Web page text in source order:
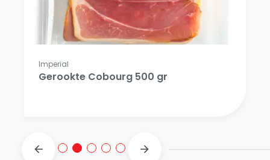
Imperial
Gerookte Cobourg 500 gr